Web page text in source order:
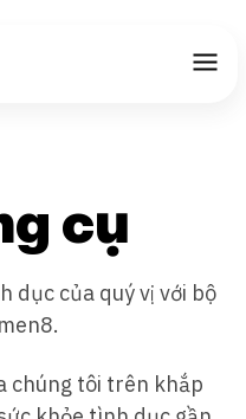
CHOOSE
cụ
dục của quý vị với bộ
chúng tôi trên khắp